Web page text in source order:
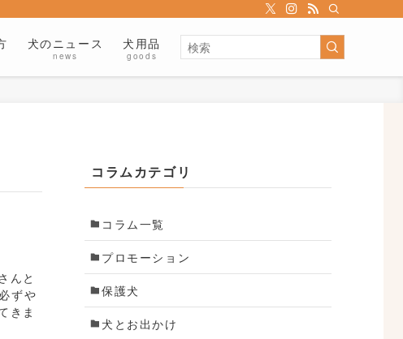
犬のニュース
news
犬用品
goods
んと
ずや
きま
コラムカテゴリ
コラム一覧
プロモーション
保護犬
犬とお出かけ